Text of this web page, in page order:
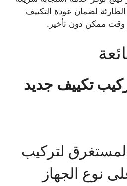
لضمان عودة التكييف
ممكن دون تأخير.
تكييف جديد
لتركيب
نوع الجهاز